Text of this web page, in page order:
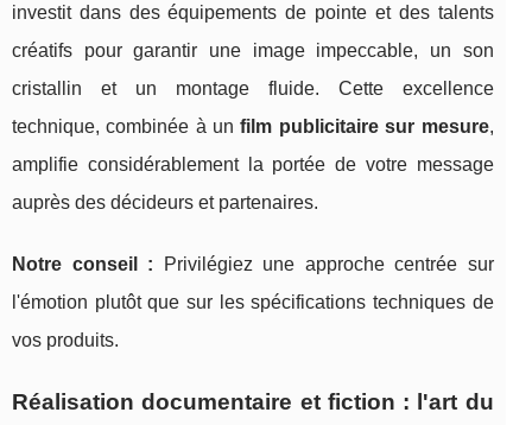
investit dans des équipements de pointe et des talents
créatifs pour garantir une image impeccable, un son
cristallin et un montage fluide. Cette excellence
technique, combinée à unfilm publicitaire sur mesure,
amplifie considérablement la portée de votre message
auprès des décideurs et partenaires.
Notre conseil : Privilégiez une approche centrée sur
l'émotion plutôt que sur les spécifications techniques de
vos produits.
Réalisation documentaire et fiction : l'art du